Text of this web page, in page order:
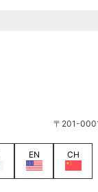
〒201-
EN CH